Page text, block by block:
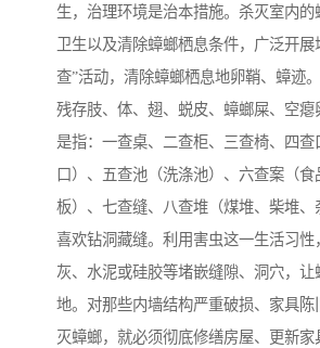
生，治理环境是治本措施。杀灭室内的
卫生以及清除蟑螂栖息条件，广泛开
查”活动，清除蟑螂栖息地卵鞘、蟑迹
残存肢、体、翅、蜕皮、蟑螂屎、空瘪
是指：一查桌、二查柜、三查椅、四查
口）、五查池（洗涤池）、六查案（食
板）、七查缝、八查堆（煤堆、柴堆、
喜欢钻洞藏缝。利用害虫这一生活习性
灰、水泥或硅胶等堵嵌缝隙、洞穴，让
地。对那些内墙结构严重破损、家具陈
灭蟑螂，就必须彻底修缮房屋、更新家